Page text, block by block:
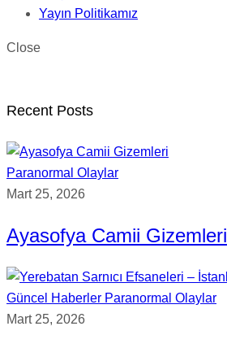
Yayın Politikamız
Close
Recent Posts
Paranormal Olaylar
Mart 25, 2026
Ayasofya Camii Gizemleri
Güncel Haberler Paranormal Olaylar
Mart 25, 2026